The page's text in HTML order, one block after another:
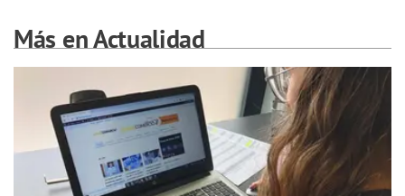
Más en Actualidad